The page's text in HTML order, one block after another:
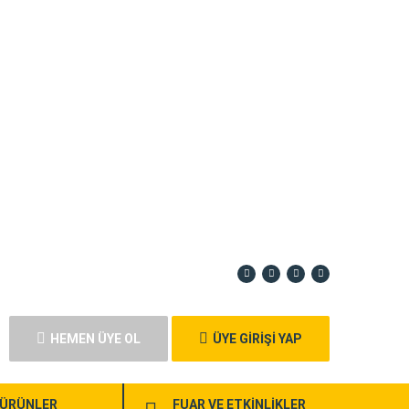
HEMEN ÜYE OL ÜYE GİRİŞİ YAP
ÜRÜNLER FUAR VE ETKİNLİKLER